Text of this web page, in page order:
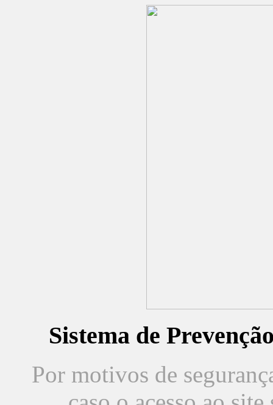
Sistema de
Por motivos de